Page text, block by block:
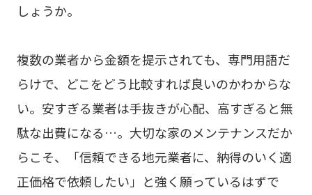
しょうか。
複数の業者から金額を提示されても、専門用語だ
らけで、どこをどう比較すれば良いのかわからな
い。安すぎる業者は手抜きが心配、高すぎると無
駄な出費になる…。大切な家のメンテナンスだか
らこそ、「信頼できる地元業者に、納得のいく適
正価格で依頼したい」と強く願っているはずで